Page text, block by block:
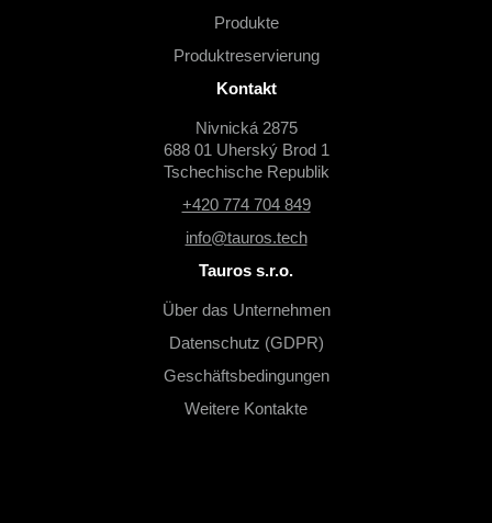
Produkte
Produktreservierung
Kontakt
Nivnická 2875
688 01 Uherský Brod 1
Tschechische Republik
+420 774 704 849
info@tauros.tech
Tauros s.r.o.
Über das Unternehmen
Datenschutz (GDPR)
Geschäftsbedingungen
Weitere Kontakte